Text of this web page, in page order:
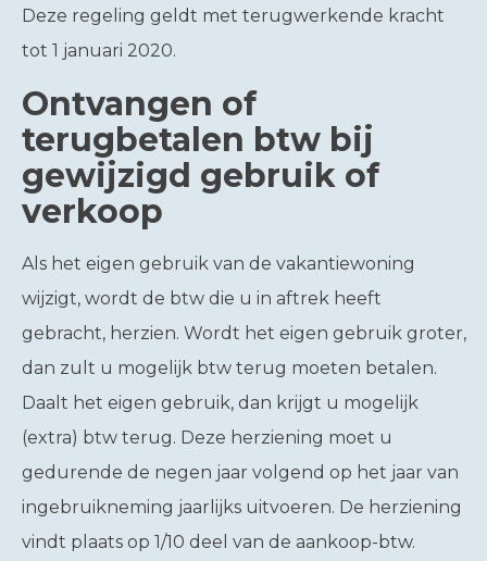
Deze regeling geldt met terugwerkende kracht
tot 1 januari 2020.
Ontvangen of
terugbetalen btw bij
gewijzigd gebruik of
verkoop
Als het eigen gebruik van de vakantiewoning
wijzigt, wordt de btw die u in aftrek heeft
gebracht, herzien. Wordt het eigen gebruik groter,
dan zult u mogelijk btw terug moeten betalen.
Daalt het eigen gebruik, dan krijgt u mogelijk
(extra) btw terug. Deze herziening moet u
gedurende de negen jaar volgend op het jaar van
ingebruikneming jaarlijks uitvoeren. De herziening
vindt plaats op 1/10 deel van de aankoop-btw.